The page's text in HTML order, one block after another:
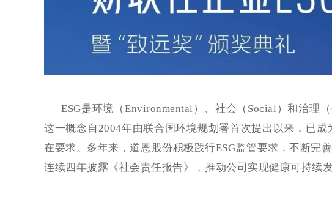
ESG是环境（Environmental）、社会（Social）和治理
这一概念自2004年由联合国环境规划署首次提出以来，已
在要求。多年来，道恩股份积极践行ESG监管要求，不断完
连续四年披露《社会责任报告》，推动公司实现健康可持续发